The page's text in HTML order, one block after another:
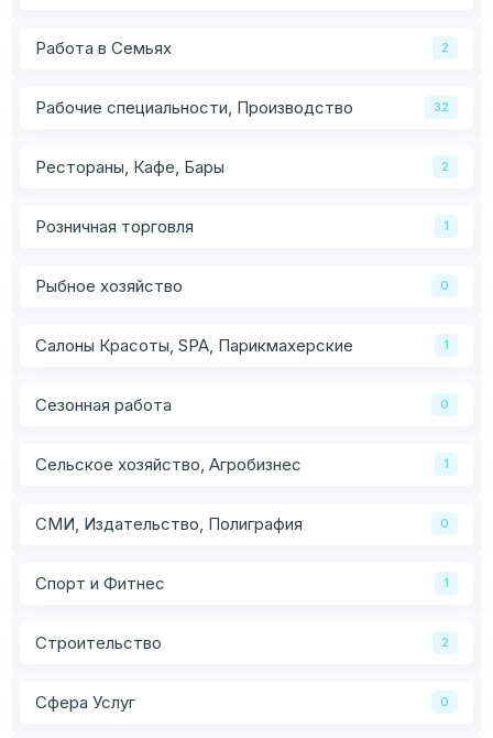
Работа в Семьях 2
Рабочие специальности, Производство 32
Рестораны, Кафе, Бары 2
Розничная торговля 1
Рыбное хозяйство 0
Салоны Красоты, SPA, Парикмахерские 1
Сезонная работа 0
Сельское хозяйство, Агробизнес 1
СМИ, Издательство, Полиграфия 0
Спорт и Фитнес 1
Строительство 2
Сфера Услуг 0